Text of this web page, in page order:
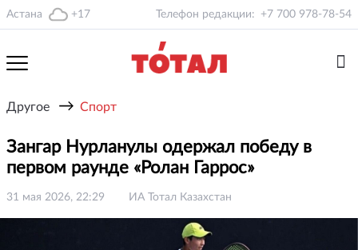
Астана +17 Телефон редакции: +7 700 978-78-54
Другое → Спорт
Зангар Нурланулы одержал победу в
первом раунде «Ролан Гаррос»
31 мая 2026, 22:29 ИА Тотал Казахстан